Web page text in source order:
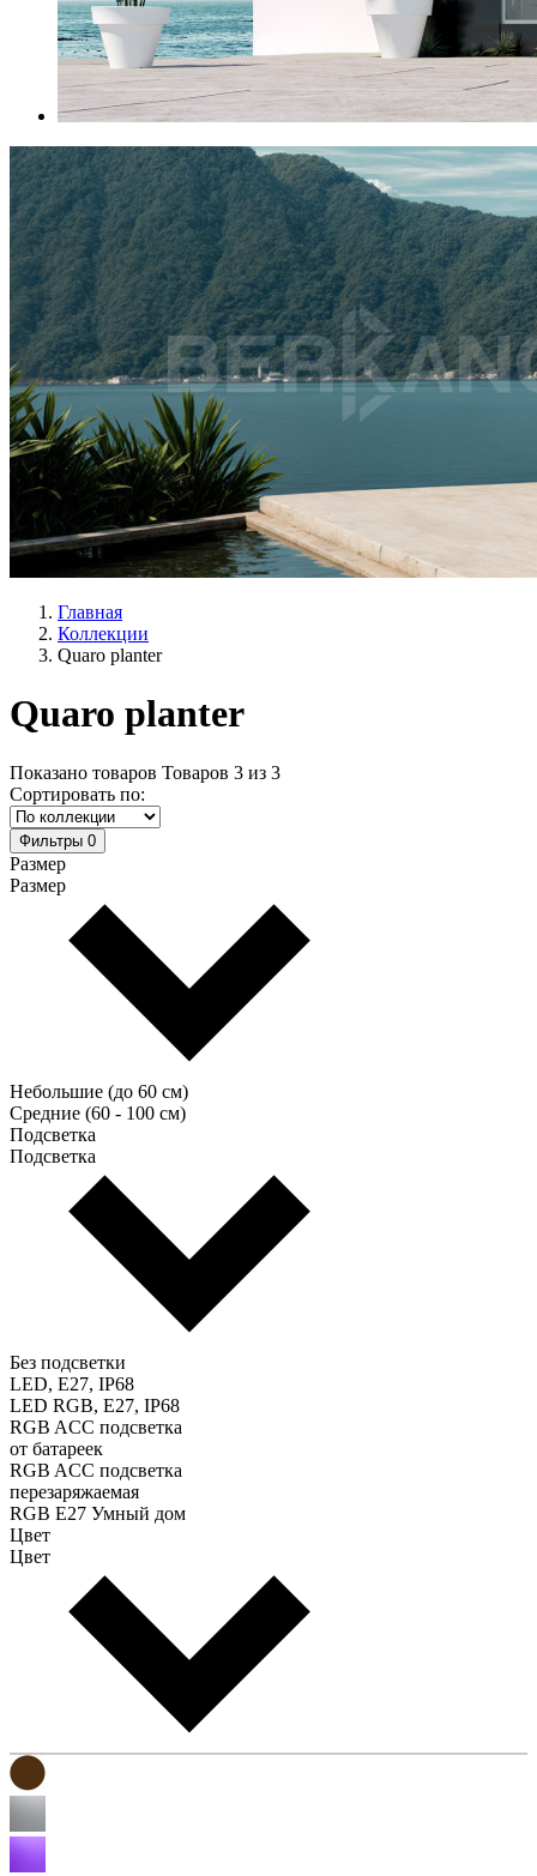
Главная
Коллекции
Quaro planter
Quaro planter
Показано товаров Товаров 3 из 3
Сортировать по:
Фильтры 0
Размер
Размер
Небольшие (до 60 см)
Средние (60 - 100 см)
Подсветка
Подсветка
Без подсветки
LED, E27, IP68
LED RGB, E27, IP68
RGB ACC подсветка
от батареек
RGB ACC подсветка
перезаряжаемая
RGB E27 Умный дом
Цвет
Цвет